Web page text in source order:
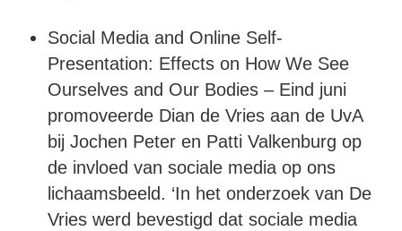
Social Media and Online Self-
Presentation: Effects on How We See
Ourselves and Our Bodies – Eind juni
promoveerde Dian de Vries aan de UvA
bij Jochen Peter en Patti Valkenburg op
de invloed van sociale media op ons
lichaamsbeeld. ‘In het onderzoek van De
Vries werd bevestigd dat sociale media